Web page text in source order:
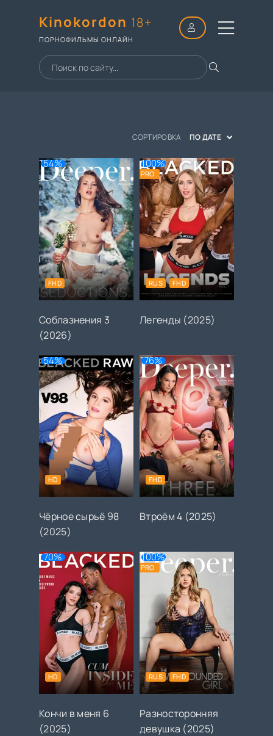
Kinokordon 18+
ПОРНОФИЛЬМЫ ОНЛАЙН
СОРТИРОВКА ПО ДАТЕ
Соблазнения 3
(2026)
FHD
54%
Легенды (2025)
RUS FHD
100%
PRO
Чёрное сырьё 98
(2025)
HD
54%
Втроём 4 (2025)
FHD
76%
Кончи в меня 6
(2025)
HD
70%
Разносторонняя
девушка (2025)
RUS FHD
100%
PRO